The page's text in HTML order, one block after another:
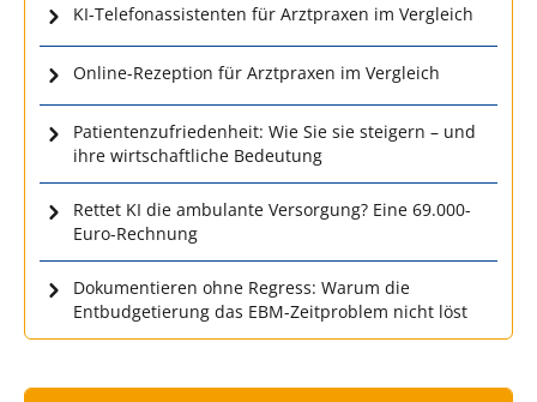
KI-Telefonassistenten für Arztpraxen im Vergleich
Online-Rezeption für Arztpraxen im Vergleich
Patientenzufriedenheit: Wie Sie sie steigern – und
ihre wirtschaftliche Bedeutung
Rettet KI die ambulante Versorgung? Eine 69.000-
Euro-Rechnung
Dokumentieren ohne Regress: Warum die
Entbudgetierung das EBM-Zeitproblem nicht löst